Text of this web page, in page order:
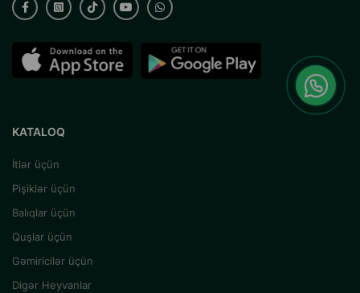
KATALOQ
İtlər üçün
Pişiklər üçün
Balıqlar üçün
Quşlar üçün
Gəmiricilər üçün
Digər Heyvanlar